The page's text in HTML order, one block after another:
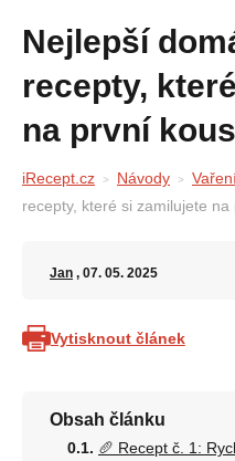
Nejlepší domácí chléb: 2
recepty,
na první
iRecept.cz Návody
recepty, které si zamilujete
Jan , 07. 05. 2025
Vytisknout článek
Obsah článku
🥖 Recept č. 1: